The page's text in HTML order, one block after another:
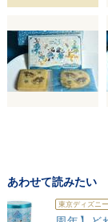
あわせて読みたい
東京ディズニ